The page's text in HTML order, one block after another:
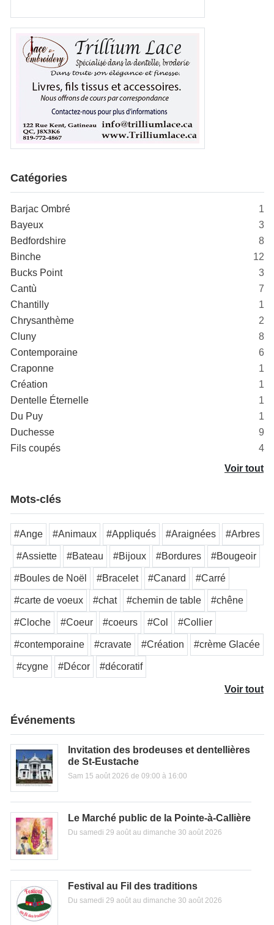
Catégories
Barjac Ombré
1
Bayeux
3
Bedfordshire
8
Binche
12
Bucks Point
3
Cantù
7
Chantilly
1
Chrysanthème
2
Cluny
8
Contemporaine
6
Craponne
1
Création
1
Dentelle Éternelle
1
Du Puy
1
Duchesse
9
Fils coupés
4
Voir tout
Mots-clés
#Ange #Animaux #Appliqués #Araignées #Arbres
#Assiette #Bateau #Bijoux #Bordures #Bougeoir
#Boules de Noël #Bracelet #Canard #Carré
#carte de voeux #chat #chemin de table #chêne
#Cloche #Coeur #coeurs #Col #Collier
#contemporaine #cravate #Création #crème Glacée
#cygne #Décor #décoratif
Voir tout
Événements
Invitation des brodeuses et dentellières
de St-Eustache
Sam 15 août 2026 de 09:00 à 16:00
Le Marché public de la Pointe-à-Callière
Du samedi 29 août au dimanche 30 août 2026
Festival au Fil des traditions
Du samedi 29 août au dimanche 30 août 2026